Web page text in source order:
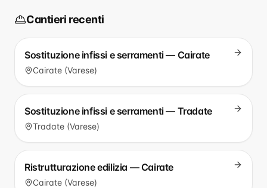
Cantieri recenti
Sostituzione infissi e serramenti — Cairate
Cairate (Varese)
Sostituzione infissi e serramenti — Tradate
Tradate (Varese)
Ristrutturazione edilizia — Cairate
Cairate (Varese)